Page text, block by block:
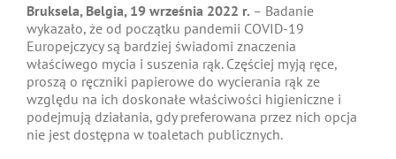
Bruksela, Belgia, 19 września 2022 r. – Badanie
wykazało, że od początku pandemii COVID-19
Europejczycy są bardziej świadomi znaczenia
właściwego mycia i suszenia rąk. Częściej myją ręce,
proszą o ręczniki papierowe do wycierania rąk ze
względu na ich doskonałe właściwości higieniczne i
podejmują działania, gdy preferowana przez nich opcja
nie jest dostępna w toaletach publicznych.